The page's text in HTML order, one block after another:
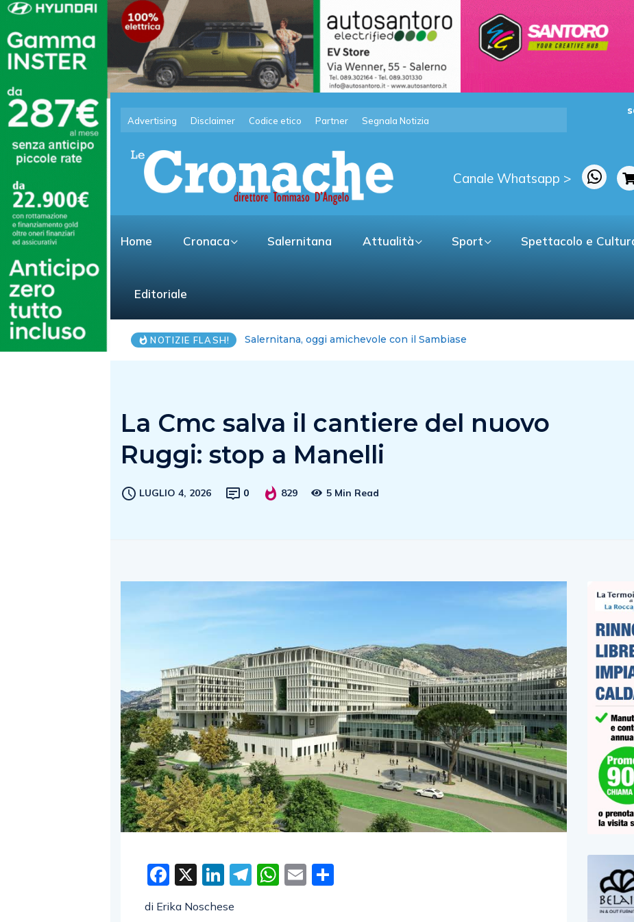
Advertising Disclaimer Codice etico Partner Segnala Notizia
Canale Whatsapp >
Home Cronaca Salernitana Attualità Sport Spettacolo e
Editoriale
NOTIZIE FLASH! Blackout Internet blocca la Costiera : FeNAILP, chiederemo i danni
La Cmc salva il cantiere del nuovo
Ruggi: stop a Manelli
LUGLIO 4, 2026 0 829 5 Min Read
Facebook
X LinkedIn
Telegram
WhatsApp
Email
di Erika Noschese